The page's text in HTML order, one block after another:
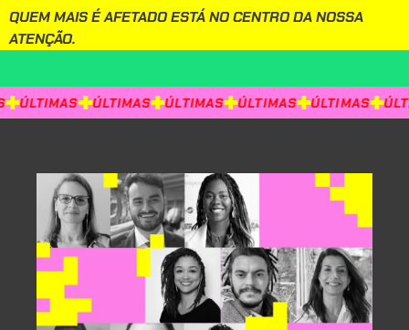
QUEM MAIS É AFETADO ESTÁ NO CENTRO DA NOSSA
ATENÇÃO.
ÚLTIMAS ÚLTIMAS ÚLTIMAS ÚLTIMAS ÚLTIMAS